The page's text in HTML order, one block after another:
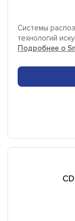
Системы
технологий
Подробнее о